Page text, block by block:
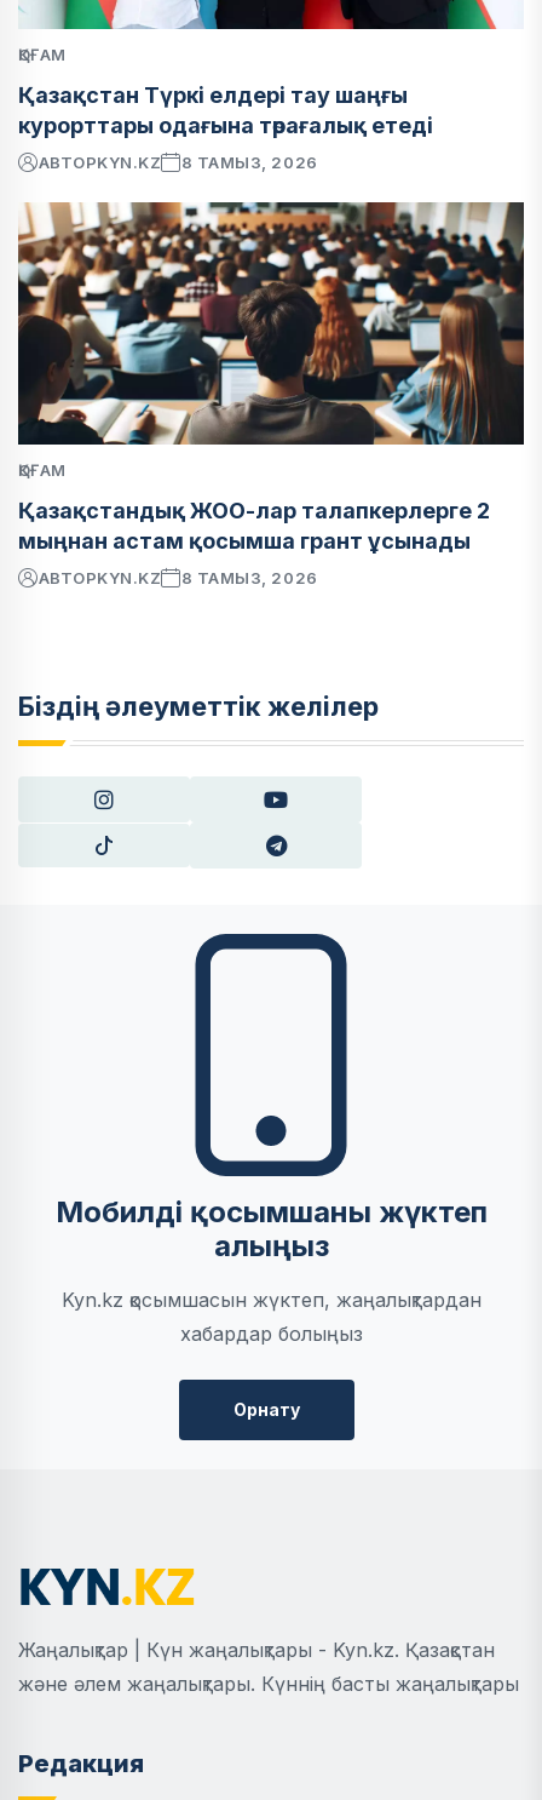
ҚОҒАМ
Қазақстан Түркі елдері тау шаңғы
курорттары одағына төрағалық етеді
АВТОРKYN.KZ 8 ТАМЫЗ, 2026
ҚОҒАМ
Қазақстандық ЖОО-лар талапкерлерге 2
мыңнан астам қосымша грант ұсынады
АВТОРKYN.KZ 8 ТАМЫЗ, 2026
Біздің әлеуметтік желілер
Мобилді қосымшаны жүктеп
алыңыз
Kyn.kz қосымшасын жүктеп, жаңалықтардан
хабардар болыңыз
Орнату
Жаңалықтар | Күн жаңалықтары - Kyn.kz. Қазақстан
және әлем жаңалықтары. Күннің басты жаңалықтары
Редакция